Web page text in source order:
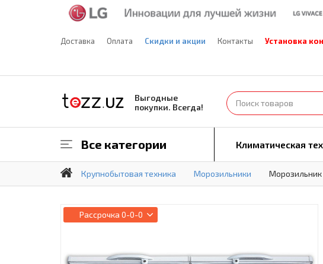
Доставка Оплата Скидки и акции Контакты Установка
Выгодные
покупки. Всегда!
Все категории Климатическая
Крупнобытовая техника Морозильники
Рассрочка 0-0-0